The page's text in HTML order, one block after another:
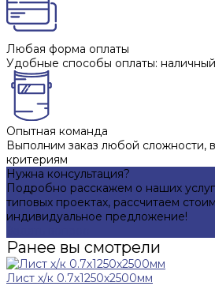
Любая форма оплаты
Удобные способы оплаты:
Опытная команда
Выполним заказ любой сложности,
критериям
Нужна консультация?
Подробно расскажем о наших
типовых проектах, рассчитаем
индивидуальное предложение!
Ранее вы смотрели
Лист х/к 0.7х1250х2500мм